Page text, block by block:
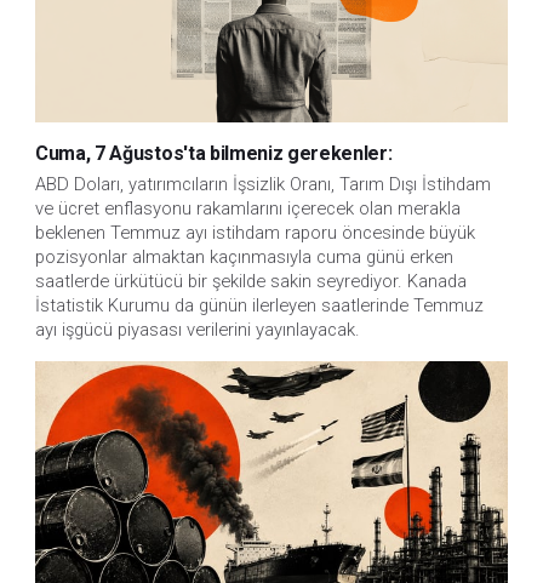
Cuma, 7 Ağustos'ta bilmeniz gerekenler:
ABD Doları, yatırımcıların İşsizlik Oranı, Tarım Dışı İstihdam
ve ücret enflasyonu rakamlarını içerecek olan merakla
beklenen Temmuz ayı istihdam raporu öncesinde büyük
pozisyonlar almaktan kaçınmasıyla cuma günü erken
saatlerde ürkütücü bir şekilde sakin seyrediyor. Kanada
İstatistik Kurumu da günün ilerleyen saatlerinde Temmuz
ayı işgücü piyasası verilerini yayınlayacak.